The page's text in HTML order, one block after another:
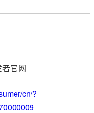
官网
cn/?